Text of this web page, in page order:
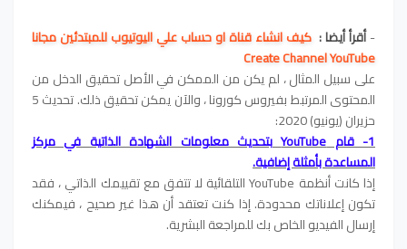
-أقرأ أيضا : كيف انشاء قناة او حساب علي اليوتيوب للمبتدئين مجانا
Create Channel YouTube
على سبيل المثال ، لم يكن من الممكن في الأصل تحقيق الدخل من
المحتوى المرتبط بفيروس كورونا ، والآن يمكن تحقيق ذلك. تحديث 5
حزيران (يونيو) 2020:
1- قام YouTube بتحديث معلومات الشهادة الذاتية في مركز
المساعدة بأمثلة إضافية.
إذا كانت أنظمة YouTube التلقائية لا تتفق مع تقييمك الذاتي ، فقد
تكون إعلاناتك محدودة. إذا كنت تعتقد أن هذا غير صحيح ، فيمكنك
إرسال الفيديو الخاص بك للمراجعة البشرية.